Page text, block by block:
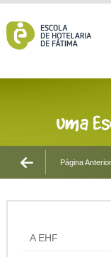
Página Anterior
A EHF